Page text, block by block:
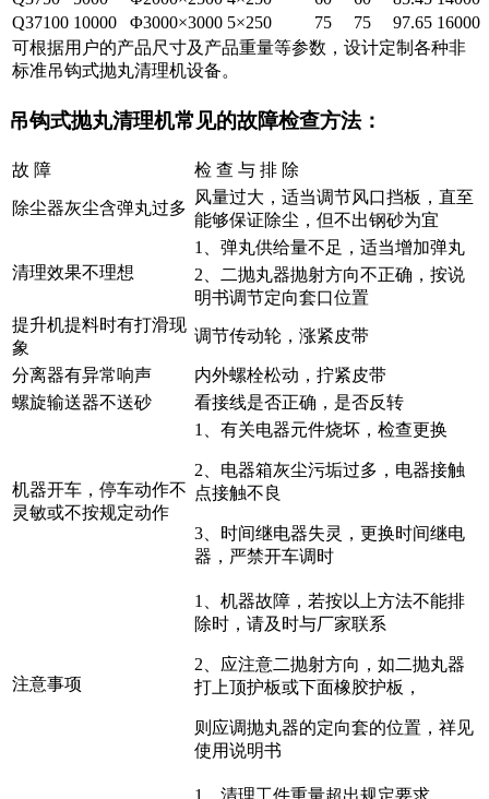
Q37100 10000 Φ3000×3000 5×250 75 75 97.65 16000
可根据用户的产品尺寸及产品重量等参数，设计定制各种非
标准吊钩式抛丸清理机设备。
吊钩式抛丸清理机常见的故障检查方法：
故 障 检 查 与 排 除
除尘器灰尘含弹丸过多
风量过大，适当调节风口挡板，直至
能够保证除尘，但不出钢砂为宜
清理效果不理想
1、弹丸供给量不足，适当增加弹丸
2、二抛丸器抛射方向不正确，按说
明书调节定向套口位置
提升机提料时有打滑现
象
调节传动轮，涨紧皮带
分离器有异常响声
内外螺栓松动，拧紧皮带
螺旋输送器不送砂
看接线是否正确，是否反转
机器开车，停车动作不
灵敏或不按规定动作
1、有关电器元件烧坏，检查更换
2、电器箱灰尘污垢过多，电器接触
点接触不良
3、时间继电器失灵，更换时间继电
器，严禁开车调时
注意事项
1、机器故障，若按以上方法不能排
除时，请及时与厂家联系
2、应注意二抛射方向，如二抛丸器
打上顶护板或下面橡胶护板，
则应调抛丸器的定向套的位置，祥见
使用说明书
1、清理工件重量超出规定要求